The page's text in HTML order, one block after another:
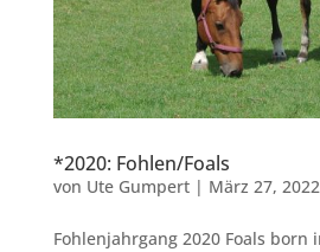
*2020: Fohlen/Foals
von Ute Gumpert| März 27, 2022
Fohlenjahrgang 2020 Foals born